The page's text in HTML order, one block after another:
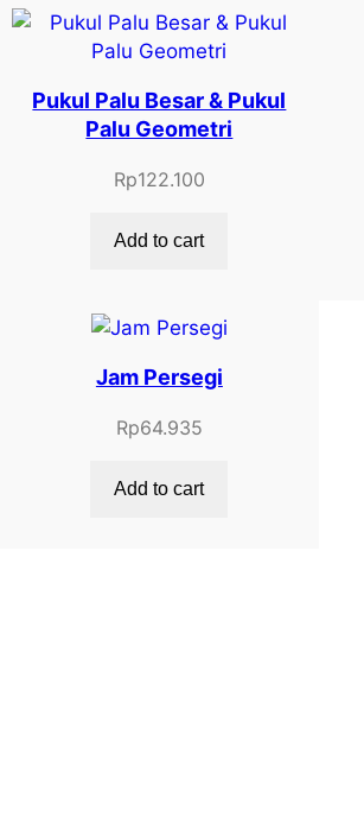
Pukul Palu Besar & Pukul
Palu Geometri
Rp122.100
Add to cart
Jam Persegi
Rp64.935
Add to cart